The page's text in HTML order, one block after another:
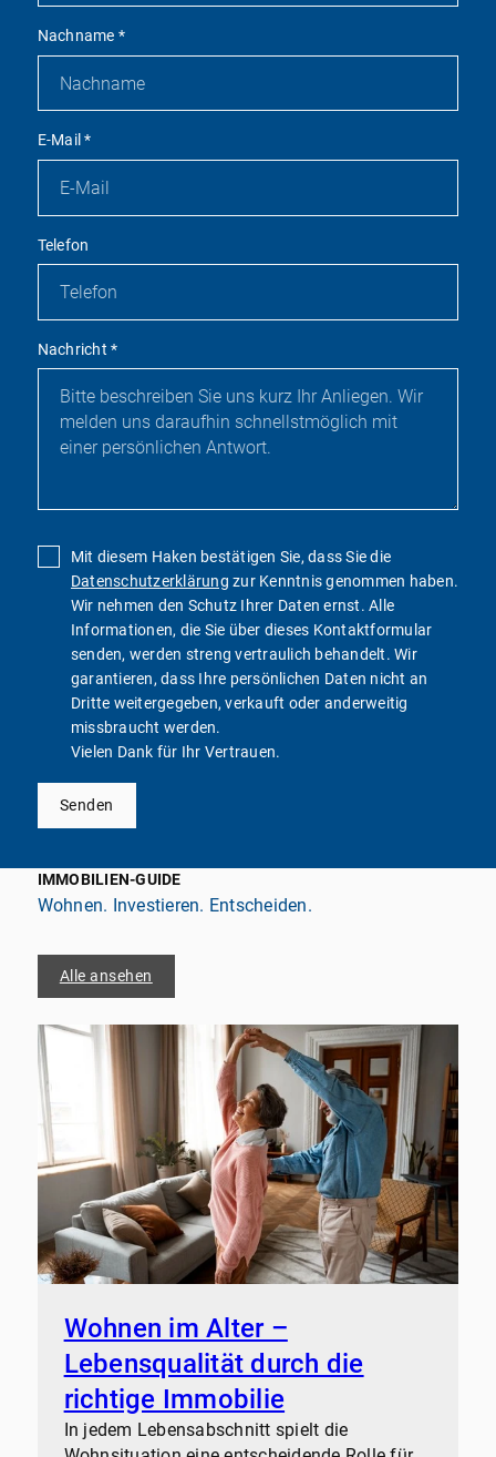
Nachname *
E-Mail*
Telefon
Nachricht*
Mit diesem Haken bestätigen Sie, dass Sie die
Datenschutzerklärung zur Kenntnis genommen haben.
Wir nehmen den Schutz Ihrer Daten ernst. Alle
Informationen, die Sie über dieses Kontaktformular
senden, werden streng vertraulich behandelt. Wir
garantieren, dass Ihre persönlichen Daten nicht an
Dritte weitergegeben, verkauft oder anderweitig
missbraucht werden.
Vielen Dank für Ihr Vertrauen.
Senden
IMMOBILIEN-GUIDE
Wohnen. Investieren. Entscheiden.
Alle ansehen
Wohnen im Alter –
Lebensqualität durch die
richtige Immobilie
In jedem Lebensabschnitt spielt die